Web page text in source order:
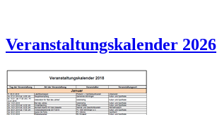
Veranstaltungskalender 2026